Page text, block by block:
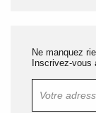
Ne manquez
Inscrivez-vous